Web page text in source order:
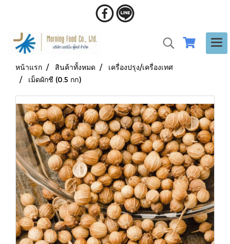
หน้าแรก สินค้าทั้งหมด
เครื่องปรุง/เครื่องเทศ
เม็ดผักชี (0.5 กก)